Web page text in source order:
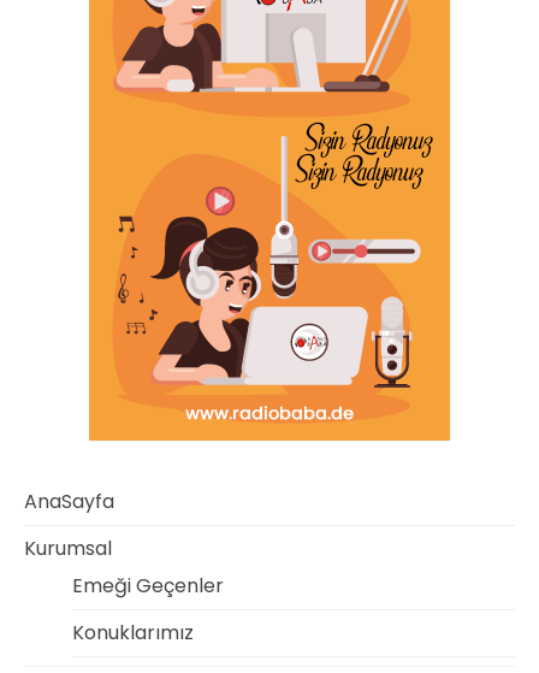
AnaSayfa
Kurumsal
Emeği Geçenler
Konuklarımız